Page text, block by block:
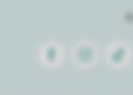
FacebookInstagram
Tiktok